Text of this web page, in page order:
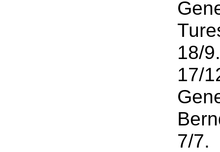
18/
17/
7/7.